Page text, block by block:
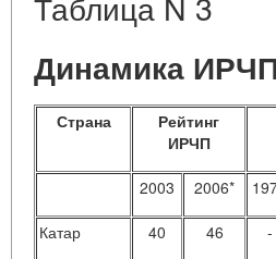
Динамика ИРЧП
Страна
Рейтинг
ИРЧП
2003 2006*
Катар 40 46 -